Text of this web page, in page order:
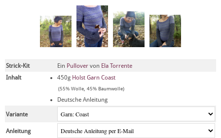
Strick-Kit Ein Pullover von Ela Torrente
Inhalt
450g Holst Garn Coast
(55% Wolle, 45% Baumwolle)
Deutsche Anleitung
Variante
Anleitung